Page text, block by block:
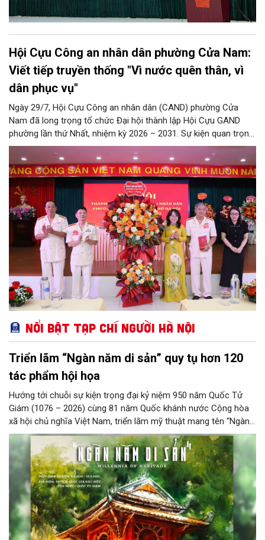
Hội Cựu Công an nhân dân phường Cửa Nam:
Viết tiếp truyền thống "Vì nước quên thân, vì
dân phục vụ"
Ngày 29/7, Hội Cựu Công an nhân dân (CAND) phường Cửa
Nam đã long trọng tổ chức Đại hội thành lập Hội Cựu GAND
phường lần thứ Nhất, nhiệm kỳ 2026 – 2031. Sự kiện quan trọng
này đánh dấu mốc kiện toàn tổ chức, mở ra chặng đường mới
nhằm tập hợp, đoàn kết và phát huy tối đa kinh nghiệm, trí tuệ
của lực lượng cựu CAND trong công tác giữ gìn an ninh trật tự,
phục vụ Nhân dân và phát triển địa phương.
Nổi bật Tạp chí Người Hà Nội
Triển lãm “Ngàn năm di sản” quy tụ hơn 120
tác phẩm hội họa
Hướng tới chuỗi sự kiện trọng đại kỷ niệm 950 năm Quốc Tử
Giám (1076 – 2026) cùng 81 năm Quốc khánh nước Cộng hòa
xã hội chủ nghĩa Việt Nam, triển lãm mỹ thuật mang tên “Ngàn
năm di sản” sẽ chính thức khai mạc vào ngày 8/8 tại Nhà Thái
Học, Di tích Quốc gia đặc biệt Văn Miếu – Quốc Tử Giám. Sự
kiện kéo dài đến ngày 25/9/2026 hứa hẹn trở thành điểm đến
văn hóa đầy sức hút, góp phần làm phong phú đời sống nghệ
thuật của Thủ đô trong mùa thu này.